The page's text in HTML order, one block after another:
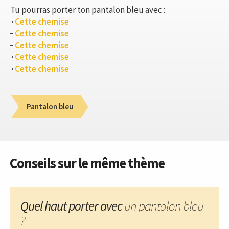
Tu pourras porter ton pantalon bleu avec :
Cette chemise
Cette chemise
Cette chemise
Cette chemise
Cette chemise
Pantalon bleu
Conseils sur le même thème
Quel haut porter avecun pantalon bleu
?